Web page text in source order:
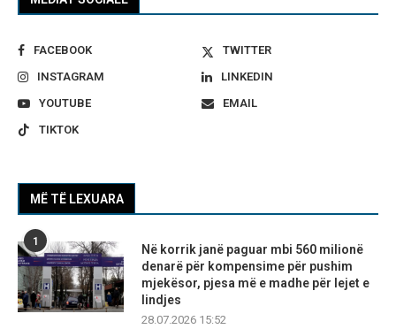
FACEBOOK
TWITTER
INSTAGRAM
LINKEDIN
YOUTUBE
EMAIL
TIKTOK
MË TË LEXUARA
1
Në korrik janë paguar mbi 560 milionë
denarë për kompensime për pushim
mjekësor, pjesa më e madhe për lejet e
lindjes
28.07.2026 15:52